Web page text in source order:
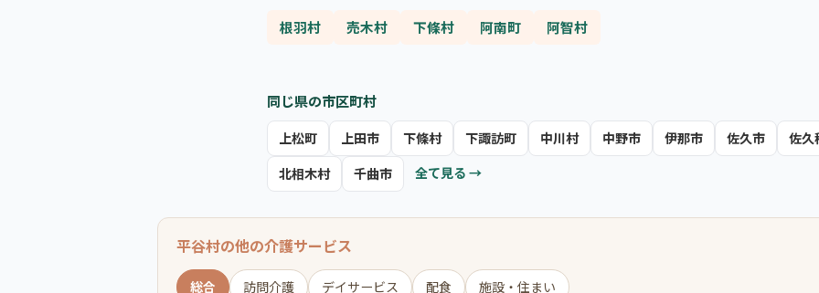
根羽村 売木村 下條村 阿南町 阿智村
同じ県の市区町村
上松町 上田市 下條村 下諏訪町 中川村 中野市 伊那市 佐久市
佐久
北相木村
千曲市 全て見る →
平谷村の他の介護サービス
総合 訪問介護 デイサービス 配食 施設・住まい